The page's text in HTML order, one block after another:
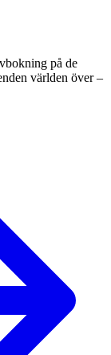
på de
världen över –